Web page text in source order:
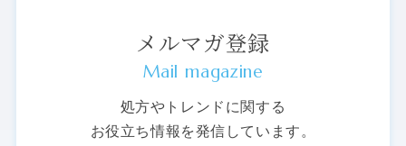
メルマガ登録
Mail magazine
処方やトレンドに関する
お役立ち情報を発信しています。